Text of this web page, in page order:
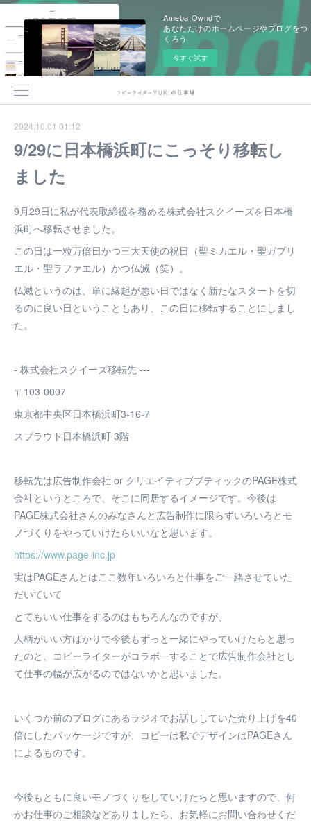
Ameba Owndで
あなただけのホームページやブログをつ
くろう
今すぐ試す
2024.10.01 01:12
9/29に日本橋浜町にこっそり移転し
ました
9月29日に私が代表取締役を務める株式会社スクイーズを日本橋
浜町へ移転させました。
この日は一粒万倍日かつ三大天使の祝日（聖ミカエル・聖ガブリ
エル・聖ラファエル）かつ仏滅（笑）。
仏滅というのは、単に縁起が悪い日ではなく新たなスタートを切
るのに良い日ということもあり、この日に移転することにしまし
た。
- 株式会社スクイーズ移転先 ---
〒103-0007
東京都中央区日本橋浜町3-16-7
スプラウト日本橋浜町 3階
移転先は広告制作会社 or クリエイティブブティックのPAGE株式
会社というところで、そこに同居するイメージです。今後は
PAGE株式会社さんのみなさんと広告制作に限らずいろいろとモ
ノづくりをやっていけたらいいなと思います。
https://www.page-inc.jp
実はPAGEさんとはここ数年いろいろと仕事をご一緒させていた
だいていて
とてもいい仕事をするのはもちろんなのですが、
人柄がいい方ばかりで今後もずっと一緒にやっていけたらと思っ
たのと、コピーライターがコラボ一することで広告制作会社とし
て仕事の幅が広がるのではないかと思いました。
いくつか前のブログにあるラジオでお話ししていた売り上げを40
倍にしたパッケージですが、コピーは私でデザインはPAGEさん
によるものです。
今後もともに良いモノづくりをしていけたらと思いますので、何
かお仕事のご相談などありましたら、お気軽にお問い合わせくだ